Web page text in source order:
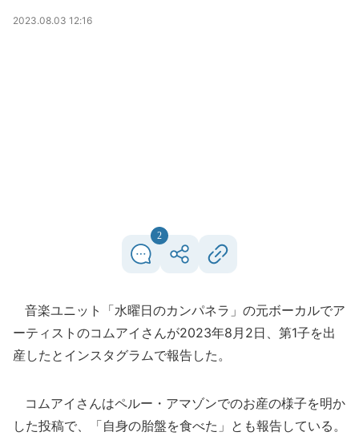
2023.08.03 12:16
2
音楽ユニット「水曜日のカンパネラ」の元ボーカルでア
ーティストのコムアイさんが2023年8月2日、第1子を出
産したとインスタグラムで報告した。
コムアイさんはペルー・アマゾンでのお産の様子を明か
した投稿で、「自身の胎盤を食べた」とも報告している。